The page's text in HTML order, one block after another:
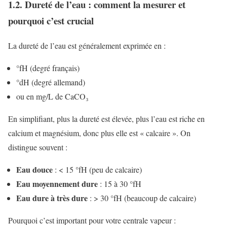
1.2. Dureté de l’eau : comment la mesurer et
pourquoi c’est crucial
La dureté de l’eau est généralement exprimée en :
°fH (degré français)
°dH (degré allemand)
ou en mg/L de CaCO₃
En simplifiant, plus la dureté est élevée, plus l’eau est riche en
calcium et magnésium, donc plus elle est « calcaire ». On
distingue souvent :
Eau douce : < 15 °fH (peu de calcaire)
Eau moyennement dure : 15 à 30 °fH
Eau dure à très dure : > 30 °fH (beaucoup de calcaire)
Pourquoi c’est important pour votre centrale vapeur :